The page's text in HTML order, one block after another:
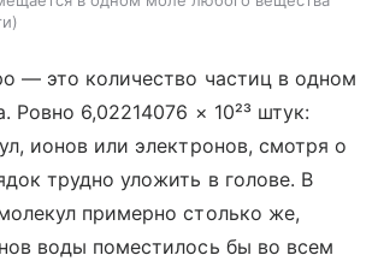
— это количество частиц в одном
Ровно 6,02214076 × 10²³ штук:
ионов или электронов, смотря о
трудно уложить в голове. В
примерно столько же,
воды поместилось бы во всем